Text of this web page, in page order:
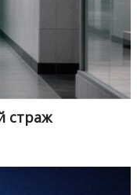
страж